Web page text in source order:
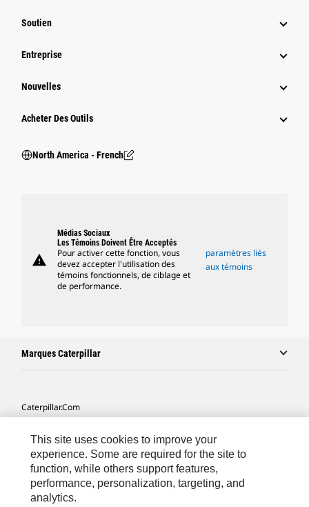
Soutien
Entreprise
Nouvelles
Acheter Des Outils
North America - French
warning
Médias Sociaux
Les Témoins Doivent Être Acceptés
Pour activer cette fonction, vous
devez accepter l'utilisation des
témoins fonctionnels, de ciblage et
de performance.
paramètres liés
aux témoins
Marques Caterpillar
Caterpillar.com
Mes Préférences Marketing
Plan Du Site
Cookie Settings
This site uses cookies to improve your
experience. Some are required for the site to
function, while others support features,
performance, personalization, targeting, and
analytics.